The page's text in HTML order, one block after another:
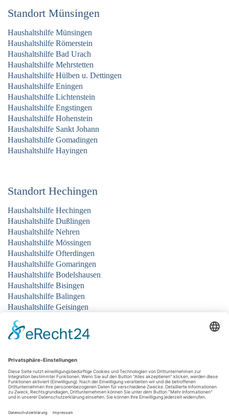
Standort Münsingen
Haushaltshilfe Münsingen
Haushaltshilfe Römerstein
Haushaltshilfe Bad Urach
Haushaltshilfe Mehrstetten
Haushaltshilfe Hülben u. Dettingen
Haushaltshilfe Eningen
Haushaltshilfe Lichtenstein
Haushaltshilfe Engstingen
Haushaltshilfe Hohenstein
Haushaltshilfe Sankt Johann
Haushaltshilfe Gomadingen
Haushaltshilfe Hayingen
Standort Hechingen
Haushaltshilfe Hechingen
Haushaltshilfe Dußlingen
Haushaltshilfe Nehren
Haushaltshilfe Mössingen
Haushaltshilfe Ofterdingen
Haushaltshilfe Gomaringen
Haushaltshilfe Bodelshausen
Haushaltshilfe Bisingen
Haushaltshilfe Balingen
Haushaltshilfe Geisingen
Haushaltshilfe Rangendingen
Standort Singen
Haushaltshilfe Singen
Haushaltshilfe Gottmadingen
Haushaltshilfe Hilzingen
Haushaltshilfe Rielasingen-Worblingen